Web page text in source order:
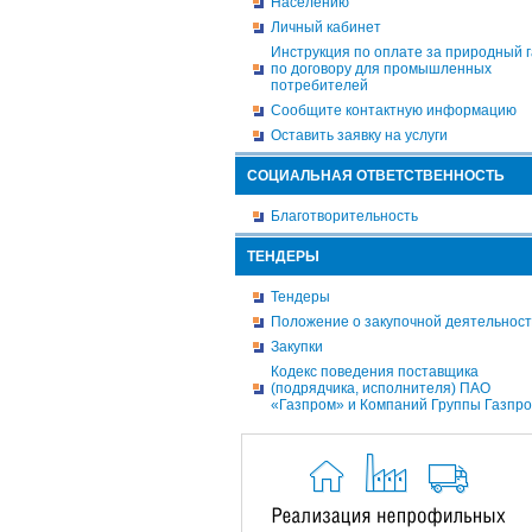
Личный кабинет
Инструкция по оплате за природный
по договору для промышленных
потребителей
Сообщите контактную информацию
Оставить заявку на услуги
СОЦИАЛЬНАЯ ОТВЕТСТВЕННОСТЬ
Благотворительность
ТЕНДЕРЫ
Тендеры
Положение о закупочной
Закупки
Кодекс поведения поставщика
(подрядчика, исполнителя) ПАО
«Газпром» и Компаний Группы